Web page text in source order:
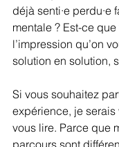
déjà senti·e perdu·e
mentale ? Est-ce
l’impression qu’on
solution en solution,
Si vous souhaitez
expérience, je
vous lire. Parce que
parcours sont